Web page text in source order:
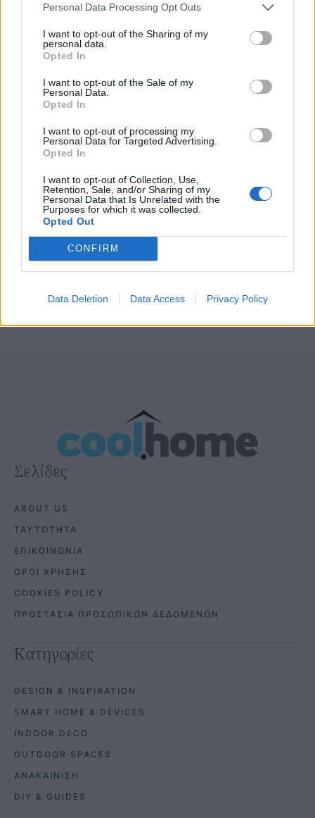
Personal Data Processing Opt Outs
I want to opt-out of the Sharing of my
personal data.
Opted In
I want to opt-out of the Sale of my
Personal Data.
Opted In
I want to opt-out of processing my
Personal Data for Targeted Advertising.
Opted In
I want to opt-out of Collection, Use,
Retention, Sale, and/or Sharing of my
Personal Data that Is Unrelated with the
Purposes for which it was collected.
Opted Out
CONFIRM
Data Deletion Data Access Privacy Policy
Σελίδες
ABOUT US
ΤΑΥΤΟΤΗΤΑ
ΕΠΙΚΟΙΝΩΝΙΑ
ΟΡΟΙ ΧΡΗΣΗΣ
COOKIES POLICY
ΠΡΟΣΤΑΣΙΑ ΠΡΟΣΩΠΙΚΩΝ ΔΕΔΟΜΕΝΩΝ
Κατηγορίες
DESIGN & INSPIRATION
SMART HOME & DEVICES
INDOOR DECO
OUTDOOR SPACES
ΑΝΑΚΑΙΝΙΣΗ
DIY & GUIDES